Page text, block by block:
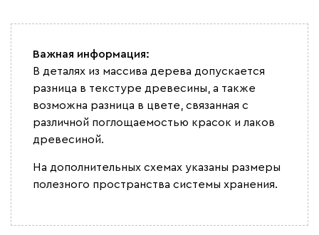
Важная информация:
В деталях из массива дерева допускается
разница в текстуре древесины, а также
возможна разница в цвете, связанная с
различной поглощаемостью красок и лаков
древесиной.
На дополнительных схемах указаны размеры
полезного пространства системы хранения.